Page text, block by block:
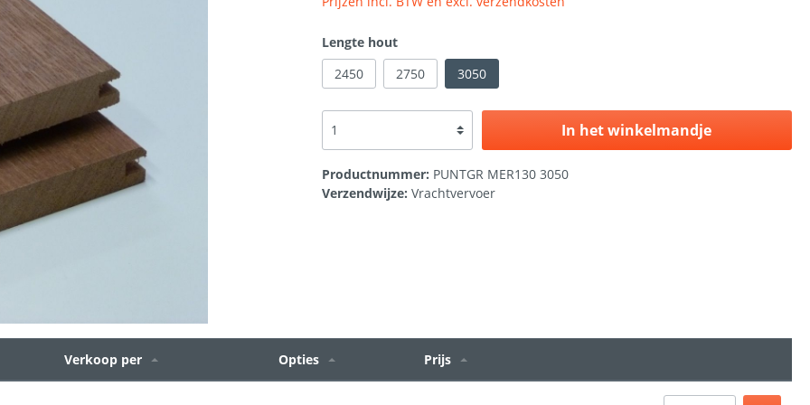
Scheurherstel gevel
Hang en sluitwerk
BouwplatenLengte hout
2450
2750 3050
In het winkelmandje
Productnummer: PUNTGR MER130 3050
Verzendwijze: Vrachtvervoer
Verkoop per Opties Prijs